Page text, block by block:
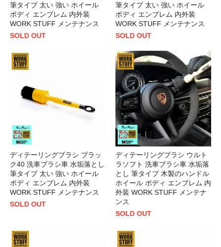
筆タイプ 太い 強い ホイール
ボディ エンブレム 内外装
WORK STUFF メンテナンス
SOLD OUT
筆タイプ 太い 強い ホイール
ボディ エンブレム 内外装
WORK STUFF メンテナンス
SOLD OUT
ディテーリングブラシ ブラッ
ク40 洗車ブラシ車 水垢落とし
筆タイプ 太い 強い ホイール
ボディ エンブレム 内外装
WORK STUFF メンテナンス
SOLD OUT
ディテーリングブラシ ウルト
ラソフト 洗車ブラシ車 水垢落
とし 筆タイプ 木製のハンドル
ホイール ボディ エンブレム 内
外装 WORK STUFF メンテナ
ンス
SOLD OUT